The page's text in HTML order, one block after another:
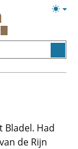
Bladel. Had
de Rijn